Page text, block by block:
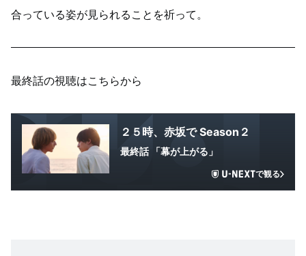
合っている姿が見られることを祈って。
最終話の視聴はこちらから
２５時、赤坂で Season２
最終話 「幕が上がる」
で観る